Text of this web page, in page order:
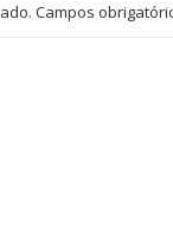
Campos